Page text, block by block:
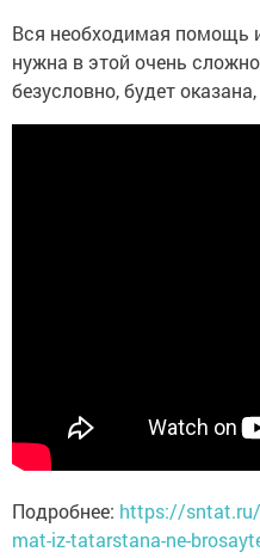
Вся необходимая помощь
нужна в этой очень
безусловно, будет
Подробнее: https://
mat-iz-tatarstana-ne-